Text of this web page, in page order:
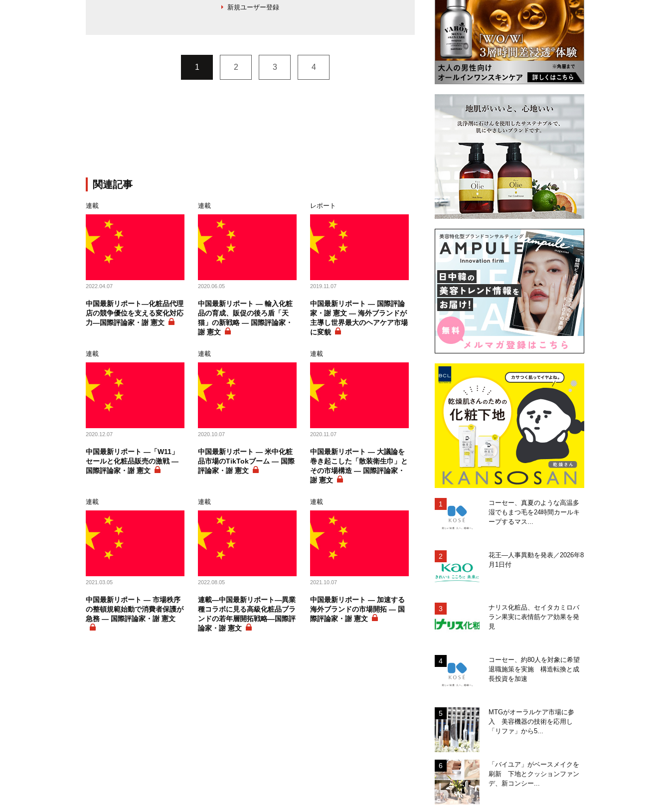
新規ユーザー登録
1 2 3 4
関連記事
連載
2022.04.07
中国最新リポート―化粧品代理
店の競争優位を支える変化対応
力―国際評論家・謝 憲文
連載
2020.06.05
中国最新リポート ― 輸入化粧
品の育成、販促の後ろ盾「天
猫」の新戦略 ― 国際評論家・
謝 憲文
レポート
2019.11.07
中国最新リポート ― 国際評論
家・謝 憲文 ― 海外ブランドが
主導し世界最大のヘアケア市場
に変貌
連載
2020.12.07
中国最新リポート ―「W11」
セールと化粧品販売の激戦 ―
国際評論家・謝 憲文
連載
2020.10.07
中国最新リポート ― 米中化粧
品市場のTikTokブーム ― 国際
評論家・謝 憲文
連載
2020.11.07
中国最新リポート ― 大議論を
巻き起こした「散装衛生巾」と
その市場構造 ― 国際評論家・
謝 憲文
連載
2021.03.05
中国最新リポート ― 市場秩序
の整頓規範始動で消費者保護が
急務 ― 国際評論家・謝 憲文
連載
2022.08.05
連載―中国最新リポート―異業
種コラボに見る高級化粧品ブラ
ンドの若年層開拓戦略―国際評
論家・謝 憲文
連載
2021.10.07
中国最新リポート ― 加速する
海外ブランドの市場開拓 ― 国
際評論家・謝 憲文
コーセー、真夏のような高温多
湿でもまつ毛を24時間カールキ
ープするマス...
花王―人事異動を発表／2026年8
月1日付
ナリス化粧品、セイタカミロバ
ラン果実に表情筋ケア効果を発
見
コーセー、約80人を対象に希望
退職施策を実施 構造転換と成
長投資を加速
MTGがオーラルケア市場に参
入 美容機器の技術を応用し
「リファ」から5...
「バイユア」がベースメイクを
刷新 下地とクッションファン
デ、新コンシー...